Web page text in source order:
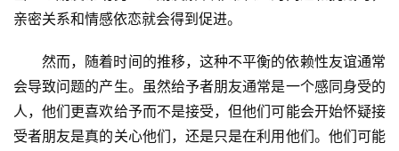
亲密关系和情感依恋就会得到促进。
然而，随着时间的推移，这种不平衡的依赖性友谊通常
会导致问题的产生。虽然给予者朋友通常是一个感同身受的
人，他们更喜欢给予而不是接受，但他们可能会开始怀疑接
受者朋友是真的关心他们，还是只是在利用他们。他们可能